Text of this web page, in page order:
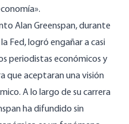
Alan Greenspan, durante
Fed, logró engañar a casi
periodistas económicos y
que aceptaran una visión
A lo largo de su carrera
ha difundido sin